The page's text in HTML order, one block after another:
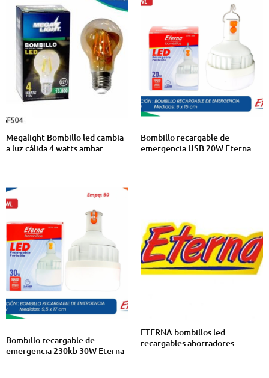
Megalight Bombillo led cambia
a luz cálida 4 watts ambar
Bombillo recargable de
emergencia USB 20W Eterna
Bombillo recargable de
emergencia 230kb 30W Eterna
ETERNA bombillos led
recargables ahorradores